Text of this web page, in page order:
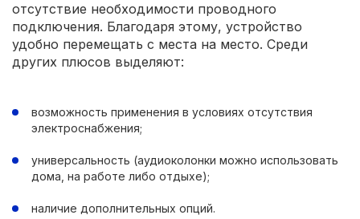
отсутствие необходимости проводного
подключения. Благодаря этому, устройство
удобно перемещать с места на место. Среди
других плюсов выделяют:
возможность применения в условиях отсутствия
электроснабжения;
универсальность (аудиоколонки можно использовать
дома, на работе либо отдыхе);
наличие дополнительных опций.